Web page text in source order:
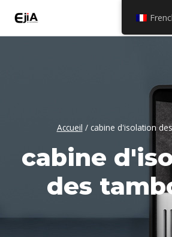
Accueil / cabine d'isolation
cabine
des